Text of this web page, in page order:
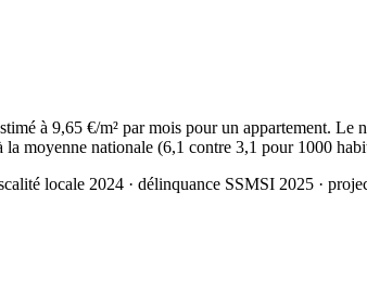
à 9,65 €/m² par mois pour un appartement. Le
moyenne nationale (6,1 contre 3,1 pour 1000
locale 2024 · délinquance SSMSI 2025 ·